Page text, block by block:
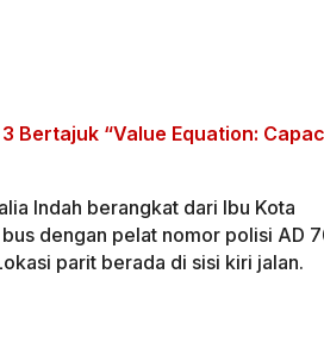
Bertajuk “Value Equation:
Indah berangkat dari Ibu Kota
dengan pelat nomor polisi AD
parit berada di sisi kiri jalan.